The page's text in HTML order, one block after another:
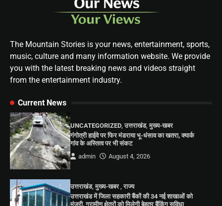
The Mountain Stories is your news, entertainment, sports,
music, culture and many information website. We provide
you with the latest breaking news and videos straight
from the entertainment industry.
Current News
UNCATEGORIZED ,उत्तराखंड,मुख्य-खबर
गंगोत्री हाईवे पर फिर मंडराया भू-धंसाव का खतरा, क्यार्क
गांव के अस्तित्व पर भी संकट
admin
August 4, 2026
उत्तराखंड,मुख्य-खबर,राज्य
उत्तराखंड में जिला सहकारी बैंकों की 34 नई शाखाओं को
मंजूरी, ग्रामीण क्षेत्रों को मिलेगी बेहतर बैंकिंग सुविधा